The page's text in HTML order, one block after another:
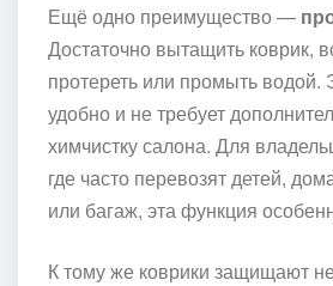
Ещё одно преимущество —
Достаточно вытащить коврик,
протереть или промыть водой.
удобно и не требует
химчистку салона. Для
где часто перевозят детей,
или багаж, эта функция
К тому же коврики защищают не